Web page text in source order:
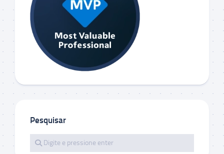
Pesquisar